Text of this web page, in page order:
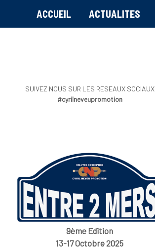
ACCUEIL ACTUALITES
SUIVEZ NOUS SUR LES RESEAUX SOCIAUX
#cyrilneveupromotion
9ème Edition
13-17 Octobre 2025